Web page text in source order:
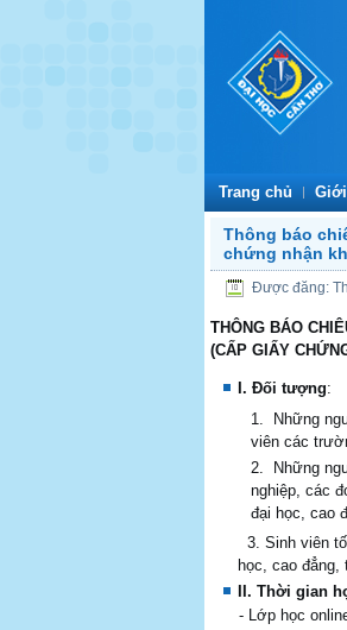
Trang chủ
Thông báo
chứng nhận
Được đăng:
THÔNG BÁO
(CẤP GIẤY
I. Đối tượng:
Những
viên các
Những
nghiệp, các
đại học, cao
3. Sinh viên
học, cao đẳng,
II. Thời gian h
- Lớp học